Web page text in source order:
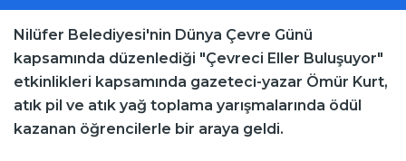
Nilüfer Belediyesi'nin Dünya Çevre Günü
kapsamında düzenlediği "Çevreci Eller Buluşuyor"
etkinlikleri kapsamında gazeteci-yazar Ömür Kurt,
atık pil ve atık yağ toplama yarışmalarında ödül
kazanan öğrencilerle bir araya geldi.